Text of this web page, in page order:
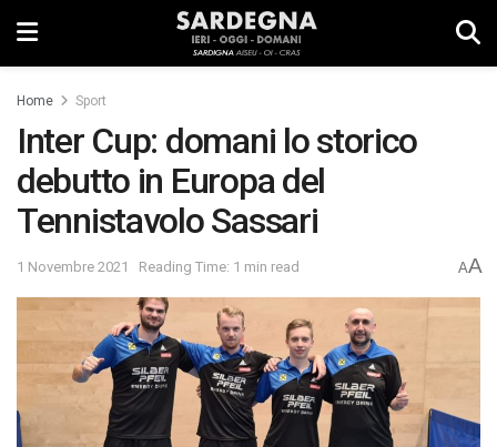
Home Sport
Inter Cup: domani lo storico
debutto in Europa del
Tennistavolo Sassari
1 Novembre 2021 Reading Time: 1 min read AA